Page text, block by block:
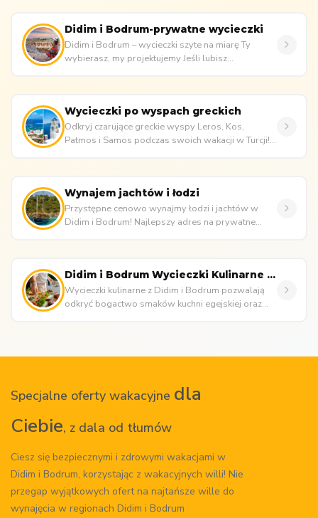
Didim i Bodrum-prywatne wycieczki
Didim i Bodrum – wycieczki szyte na miarę Ty
wybierasz, my projektujemy Jeśli lubisz
Wycieczki po wyspach greckich
Odkryj czarujące greckie wyspy Leros, Kos,
Patmos i Samos podczas swoich wakacji w Turcji!
Wynajem jachtów i łodzi
Przystępne cenowo wynajmy łodzi i jachtów w
Didim i Bodrum! Najlepszy adres na prywatne
Didim i Bodrum Wycieczki Kulinarne | Smaki Egei
Wycieczki kulinarne z Didim i Bodrum pozwalają
odkryć bogactwo smaków kuchni egejskiej oraz
Specjalne oferty wakacyjne dla
Ciebie, z dala od tłumów
Ciesz się bezpiecznymi i zdrowymi wakacjami w
Didim i Bodrum, korzystając z wakacyjnych willi! Nie
przegap wyjątkowych ofert na najtańsze wille do
wynajęcia w regionach Didim i Bodrum